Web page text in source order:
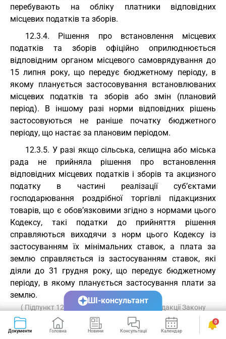
перебувають на обліку платники відповідних
місцевих податків та зборів.
12.3.4. Рішення про встановлення місцевих
податків та зборів офіційно оприлюднюється
відповідним органом місцевого самоврядування до
15 липня року, що передує бюджетному періоду, в
якому планується застосовування встановлюваних
місцевих податків та зборів або змін (плановий
період). В іншому разі норми відповідних рішень
застосовуються не раніше початку бюджетного
періоду, що настає за плановим періодом.
12.3.5. У разі якщо сільська, селищна або міська
рада не прийняла рішення про встановлення
відповідних місцевих податків і зборів та акцизного
податку в частині реалізації суб’єктами
господарювання роздрібної торгівлі підакцизних
товарів, що є обов’язковими згідно з нормами цього
Кодексу, такі податки до прийняття рішення
справляються виходячи з норм цього Кодексу із
застосуванням їх мінімальних ставок, а плата за
землю справляється із застосуванням ставок, які
діяли до 31 грудня року, що передує бюджетному
періоду, в якому планується застосування плати за
землю.
( Підпункт 12.3.5 пункту 12.3 статті 12 в редакції Закону
№ 71-VIII від 28.12.2014
12.3.6. Центральний орган виконавчої влади, що
Документи Головна Новини Консультації Календар Сервіси
0
ШІ-консультант